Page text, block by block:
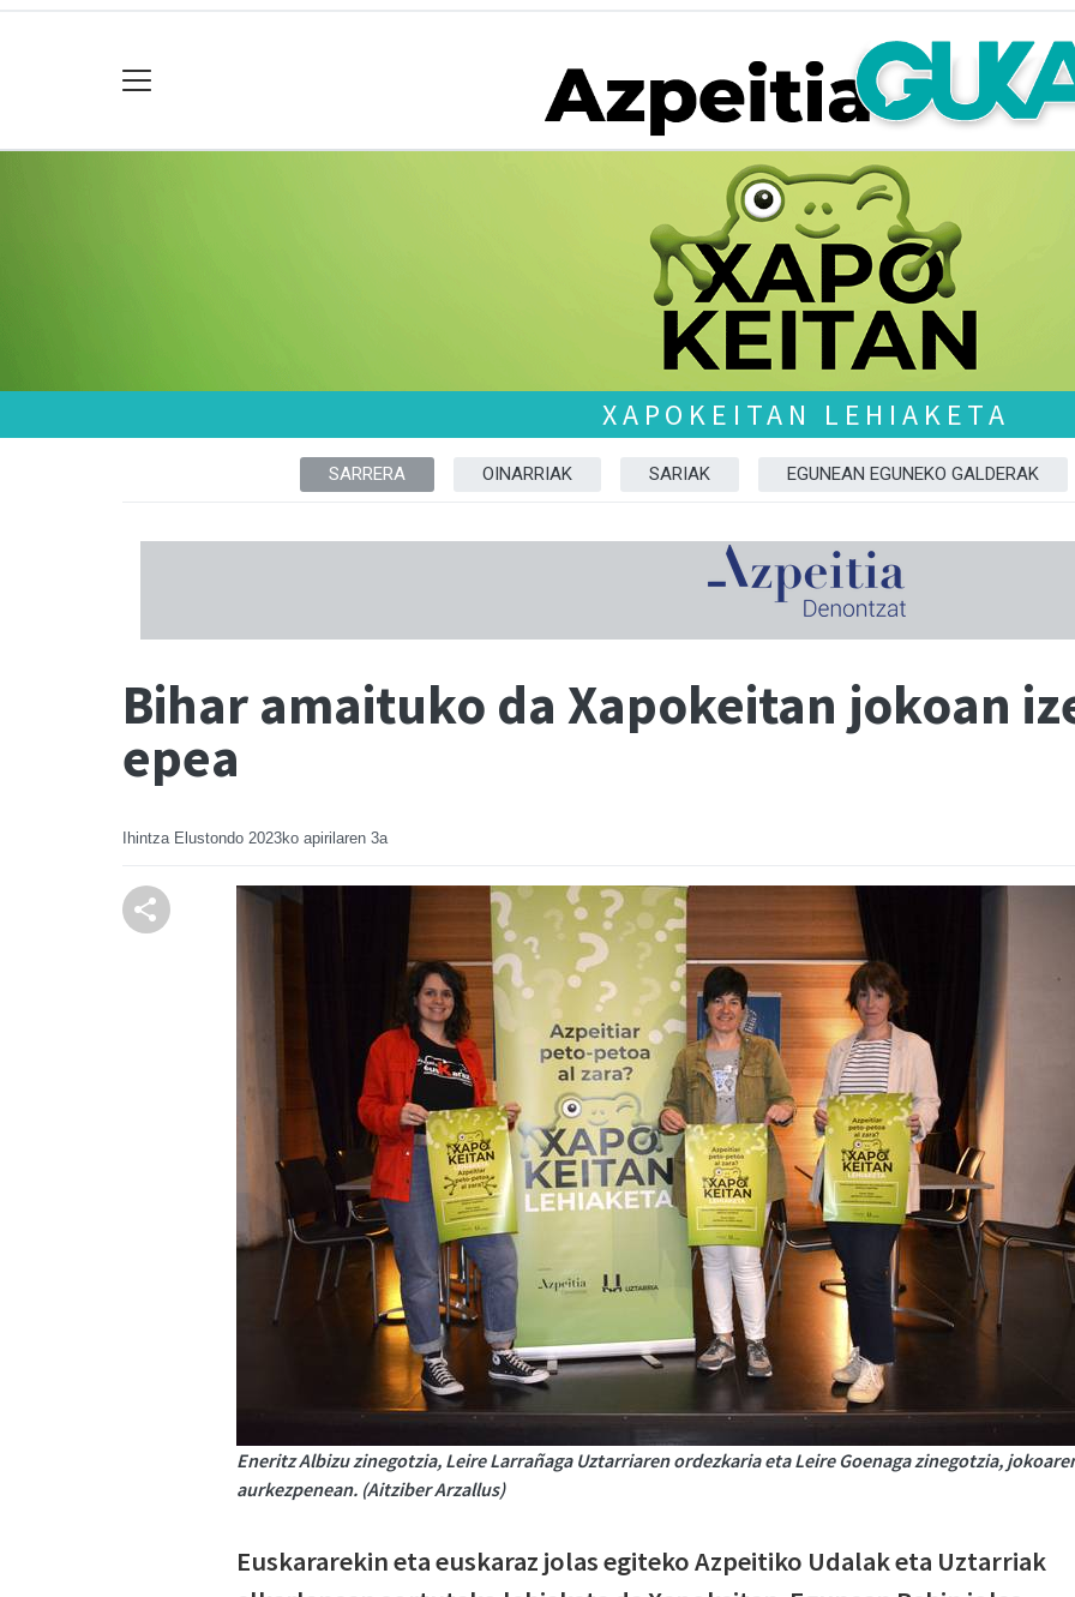
XAPOKEITAN LEHIAKETA
SARRERA OINARRIAK SARIAK EGUNEAN EGUNEKO GALDERAK
Bihar amaituko da Xapokeitan jokoan
epea
Ihintza Elustondo 2023ko apirilaren 3a
Eneritz Albizu zinegotzia, Leire Larrañaga Uztarriaren ordezkaria eta Leire Goenaga zinegotzia,
aurkezpenean. (Aitziber Arzallus)
Euskararekin eta euskaraz jolas egiteko Azpeitiko Udalak eta Uztarriak